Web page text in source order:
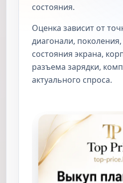
состояния.
Оценка зависит от
диагонали,
состояния экрана,
разъема зарядки,
актуального спроса.